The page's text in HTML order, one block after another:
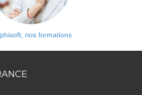
nos formations